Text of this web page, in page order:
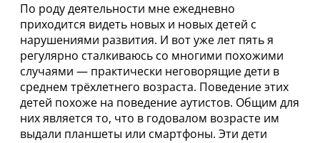
По роду деятельности мне ежедневно
приходится видеть новых и новых детей с
нарушениями развития. И вот уже лет пять я
регулярно сталкиваюсь со многими похожими
случаями — практически неговорящие дети в
среднем трёхлетнего возраста. Поведение этих
детей похоже на поведение аутистов. Общим для
них является то, что в годовалом возрасте им
выдали планшеты или смартфоны. Эти дети